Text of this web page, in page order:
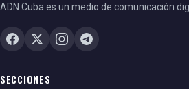
ADN Cuba es un medio de comunicación
SECCIONES